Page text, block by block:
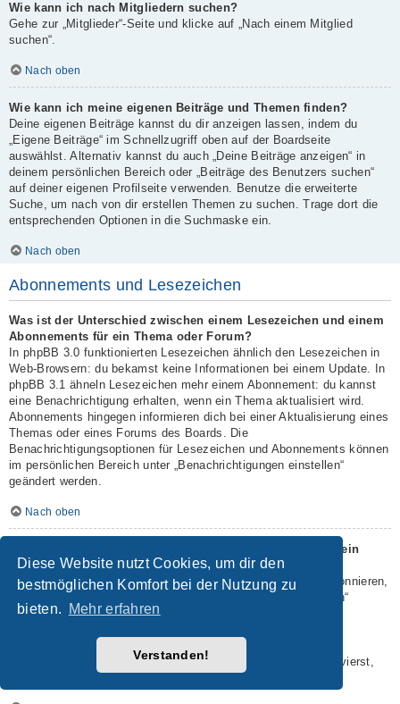
Diese Website nutzt Cookies, um dir den
bestmöglichen Komfort bei der Nutzung zu
bieten.
Mehr erfahren
Verstanden!
Wie kann ich nach Mitgliedern suchen?
Gehe zur „Mitglieder“-Seite und klicke auf „Nach einem Mitglied
suchen“.
Nach oben
Wie kann ich meine eigenen Beiträge und Themen finden?
Deine eigenen Beiträge kannst du dir anzeigen lassen, indem du
„Eigene Beiträge“ im Schnellzugriff oben auf der Boardseite
auswählst. Alternativ kannst du auch „Deine Beiträge anzeigen“ in
deinem persönlichen Bereich oder „Beiträge des Benutzers suchen“
auf deiner eigenen Profilseite verwenden. Benutze die erweiterte
Suche, um nach von dir erstellen Themen zu suchen. Trage dort die
entsprechenden Optionen in die Suchmaske ein.
Nach oben
Abonnements und Lesezeichen
Was ist der Unterschied zwischen einem Lesezeichen und einem
Abonnements für ein Thema oder Forum?
In phpBB 3.0 funktionierten Lesezeichen ähnlich den Lesezeichen in
Web-Browsern: du bekamst keine Informationen bei einem Update. In
phpBB 3.1 ähneln Lesezeichen mehr einem Abonnement: du kannst
eine Benachrichtigung erhalten, wenn ein Thema aktualisiert wird.
Abonnements hingegen informieren dich bei einer Aktualisierung eines
Themas oder eines Forums des Boards. Die
Benachrichtigungsoptionen für Lesezeichen und Abonnements können
im persönlichen Bereich unter „Benachrichtigungen einstellen“
geändert werden.
Nach oben
Wie kann ich ein Lesezeichen auf ein Thema setzen oder ein
Thema abonnieren?
Du kannst ein Lesezeichen auf ein Thema setzen oder es abonnieren,
in dem du die entsprechende Option in den „Themen-Optionen“
auswählst, die sich normalerweise ober- und unterhalb des
benachrichtigen, sobald eine Antwort geschrieben wurde“ aktivierst,